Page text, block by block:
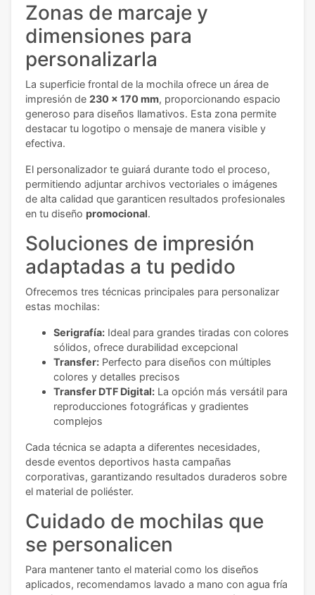
Zonas de marcaje y
dimensiones para
personalizarla
La superficie frontal de la mochila ofrece un área de
impresión de 230 x 170 mm, proporcionando espacio
generoso para diseños llamativos. Esta zona permite
destacar tu logotipo o mensaje de manera visible y
efectiva.
El personalizador te guiará durante todo el proceso,
permitiendo adjuntar archivos vectoriales o imágenes
de alta calidad que garanticen resultados profesionales
en tu diseño promocional.
Soluciones de impresión
adaptadas a tu pedido
Ofrecemos tres técnicas principales para personalizar
estas mochilas:
Serigrafía: Ideal para grandes tiradas con colores
sólidos, ofrece durabilidad excepcional
Transfer: Perfecto para diseños con múltiples
colores y detalles precisos
Transfer DTF Digital: La opción más versátil para
reproducciones fotográficas y gradientes
complejos
Cada técnica se adapta a diferentes necesidades,
desde eventos deportivos hasta campañas
corporativas, garantizando resultados duraderos sobre
el material de poliéster.
Cuidado de mochilas que
se personalicen
Para mantener tanto el material como los diseños
aplicados, recomendamos lavado a mano con agua fría